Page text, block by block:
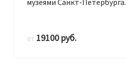
музеями Санкт-Петербурга.
от 19100 руб.